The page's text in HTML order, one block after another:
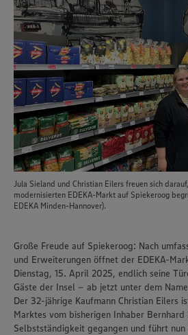
Jula Sieland und Christian Eilers freuen sich
modernisierten EDEKA-Markt auf Spiekeroog
EDEKA Minden-Hannover).
Große Freude auf Spiekeroog: Nach
und Erweiterungen öffnet der EDEKA-
Dienstag, 15. April 2025, endlich seine
Gäste der Insel – ab jetzt unter dem
Der 32-jährige Kaufmann Christian Eilers
Marktes vom bisherigen Inhaber
Selbstständigkeit gegangen und führt nun